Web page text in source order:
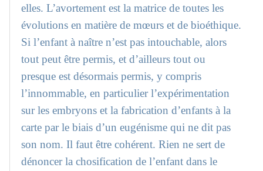
elles. L’avortement est la matrice de toutes les
évolutions en matière de mœurs et de bioéthique.
Si l’enfant à naître n’est pas intouchable, alors
tout peut être permis, et d’ailleurs tout ou
presque est désormais permis, y compris
l’innommable, en particulier l’expérimentation
sur les embryons et la fabrication d’enfants à la
carte par le biais d’un eugénisme qui ne dit pas
son nom. Il faut être cohérent. Rien ne sert de
dénoncer la chosification de l’enfant dans le